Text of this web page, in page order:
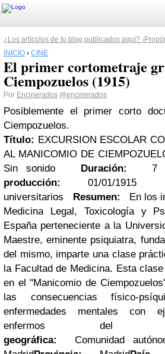
¿Los artículos de tu blog publicados aquí?
INICIO › CINE
El primer cortometraje
Ciempozuelos (1915)
Por Encinerados @encinerados
Posiblemente el primer corto
Ciempozuelos.
Título: EXCURSION ESCOLAR
AL MANICOMIO DE
Sin sonido Duración: 7
producción:
01/01/1915
universitarios Resumen: En los
Medicina Legal, Toxicología y
España perteneciente a la
Maestre, eminente psiquiatra,
del mismo, imparte una clase
la Facultad de Medicina. Esta
en el "Manicomio de
las consecuencias físico-
enfermedades mentales con
enfermos del
geográfica:
Comunidad